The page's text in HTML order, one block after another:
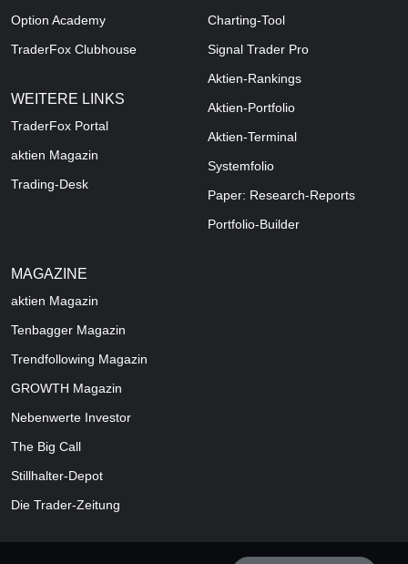
Option Academy
TraderFox Clubhouse
WEITERE LINKS
TraderFox Portal
aktien Magazin
Trading-Desk
Charting-Tool
Signal Trader Pro
Aktien-Rankings
Aktien-Portfolio
Aktien-Terminal
Systemfolio
Paper: Research-Reports
Portfolio-Builder
MAGAZINE
aktien Magazin
Tenbagger Magazin
Trendfollowing Magazin
GROWTH Magazin
Nebenwerte Investor
The Big Call
Stillhalter-Depot
Die Trader-Zeitung